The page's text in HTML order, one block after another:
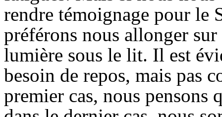
rendre témoignage pour le
préférons nous allonger
lumière sous le lit. Il est
besoin de repos, mais pas
premier cas, nous pensons